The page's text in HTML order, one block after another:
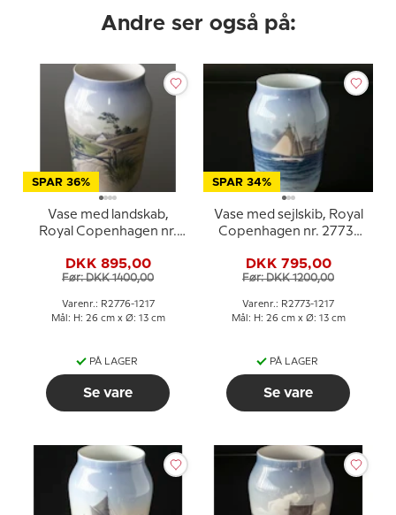
Andre ser også på:
SPAR 36%
Vase med landskab,
Royal Copenhagen nr.
DKK 895,00
Før: DKK 1400,00
Varenr.: R2776-1217
Mål: H: 26 cm x Ø: 13 cm
PÅ LAGER
Se vare
SPAR 34%
Vase med sejlskib, Royal
Copenhagen nr. 2773-
DKK 795,00
Før: DKK 1200,00
Varenr.: R2773-1217
Mål: H: 26 cm x Ø: 13 cm
PÅ LAGER
Se vare